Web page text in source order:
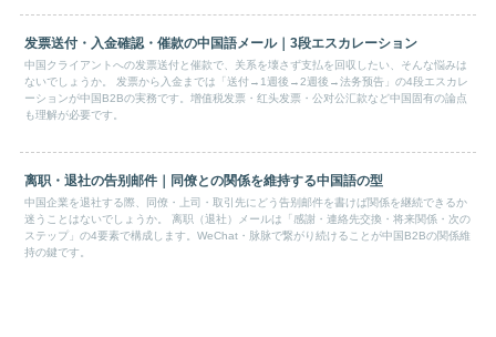
发票送付・入金確認・催款の中国語メール｜3段エスカレーション
中国クライアントへの发票送付と催款で、关系を壊さず支払を回収したい、そんな悩みは
ないでしょうか。 发票から入金までは「送付→1週後→2週後→法务预告」の4段エスカレ
ーションが中国B2Bの実務です。增值税发票・红头发票・公对公汇款など中国固有の論点
も理解が必要です。
离职・退社の告别邮件｜同僚との関係を維持する中国語の型
中国企業を退社する際、同僚・上司・取引先にどう告别邮件を書けば関係を継続できるか
迷うことはないでしょうか。 离职（退社）メールは「感謝・連絡先交換・将来関係・次の
ステップ」の4要素で構成します。WeChat・脉脉で繋がり続けることが中国B2Bの関係維
持の鍵です。